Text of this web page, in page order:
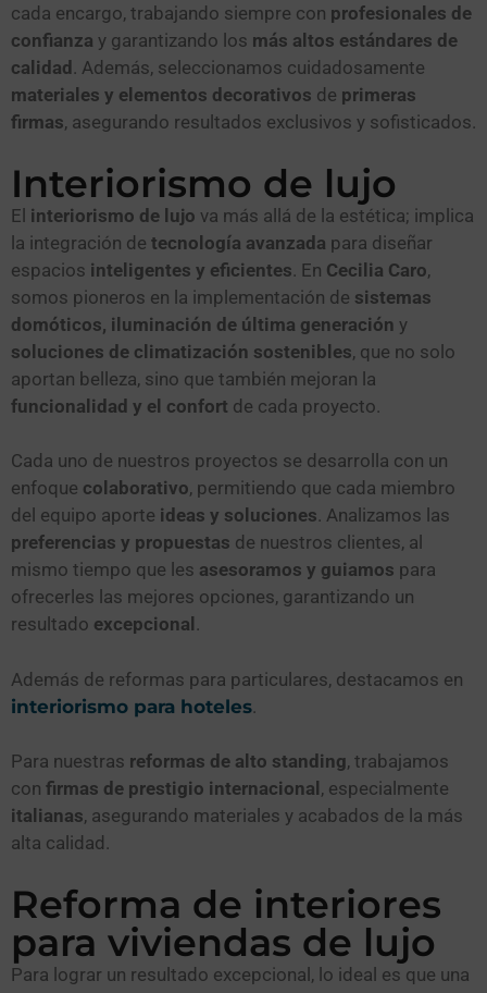
cada encargo, trabajando siempre con profesionales de
confianza y garantizando los más altos estándares de
calidad . Además, seleccionamos cuidadosamente
materiales y elementos decorativos de primeras
firmas, asegurando resultados exclusivos y sofisticados.
Interiorismo de lujo
El interiorismo de lujo va más allá de la estética; implica
la integración de tecnología avanzada para diseñar
espacios inteligentes y eficientes. En Cecilia Caro,
somos pioneros en la implementación de sistemas
domóticos, iluminación de última generación y
soluciones de climatización sostenibles, que no solo
aportan belleza, sino que también mejoran la
funcionalidad y el confort de cada proyecto.
Cada uno de nuestros proyectos se desarrolla con un
enfoque colaborativo, permitiendo que cada miembro
del equipo aporte ideas y soluciones. Analizamos las
preferencias y propuestas de nuestros clientes, al
mismo tiempo que les asesoramos y guiamos para
ofrecerles las mejores opciones, garantizando un
resultado excepcional .
Además de reformas para particulares, destacamos en
interiorismo para hoteles.
Para nuestras reformas de alto standing, trabajamos
con firmas de prestigio internacional , especialmente
italianas, asegurando materiales y acabados de la más
alta calidad.
Reforma de interiores
para viviendas de lujo
Para lograr un resultado excepcional, lo ideal es que una